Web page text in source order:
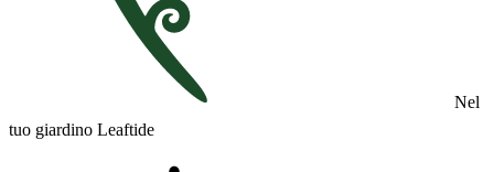
Nel
tuo giardino Leaftide